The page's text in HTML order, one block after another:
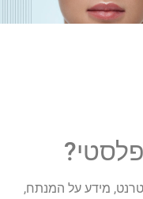
מידע על המנתח,